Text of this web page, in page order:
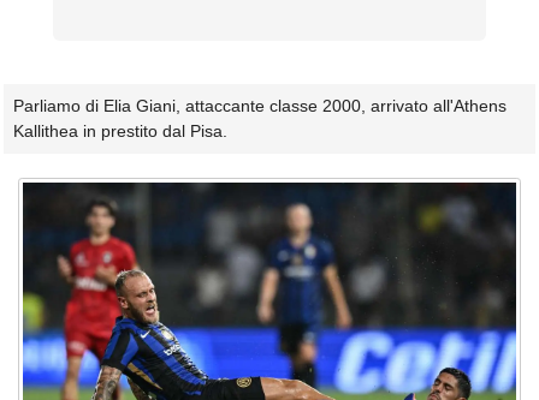
Parliamo di Elia Giani, attaccante classe 2000, arrivato all'Athens
Kallithea in prestito dal Pisa.